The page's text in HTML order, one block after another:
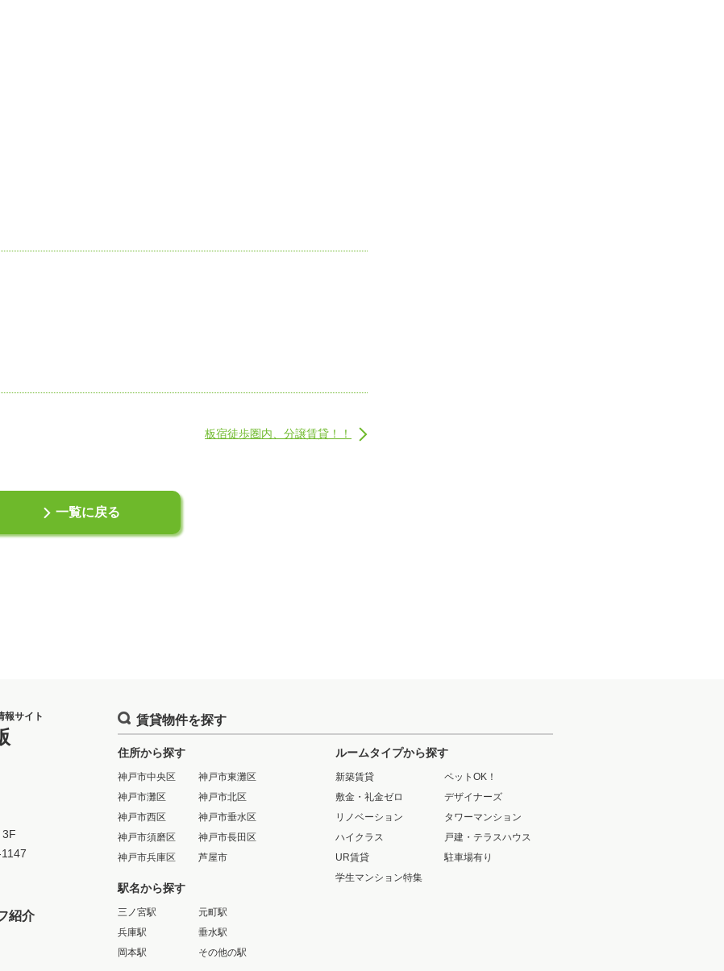
板宿徒歩圏内、分譲賃貸！！
一覧に戻る
報サイト
紹介
賃貸物件を探す
住所から探す
神戸市中央区
神戸市東灘区
神戸市灘区
神戸市北区
神戸市西区
神戸市垂水区
神戸市須磨区
神戸市長田区
神戸市兵庫区
芦屋市
駅名から探す
三ノ宮駅
元町駅
兵庫駅
垂水駅
岡本駅
その他の駅
ルームタイプから探す
新築賃貸
ペットOK！
敷金・礼金ゼロ
デザイナーズ
リノベーション
タワーマンション
ハイクラス
戸建・テラスハウス
UR賃貸
駐車場有り
学生マンション特集